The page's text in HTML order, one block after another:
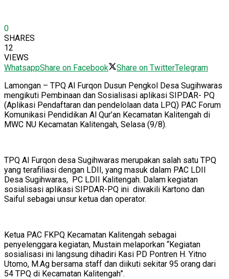
0
SHARES
12
VIEWS
WhatsappShare on Facebook Share on TwitterTelegram
Lamongan – TPQ Al Furqon Dusun Pengkol Desa Sugihwaras
mengikuti Pembinaan dan Sosialisasi aplikasi SIPDAR- PQ
(Aplikasi Pendaftaran dan pendelolaan data LPQ) PAC Forum
Komunikasi Pendidikan Al Qur’an Kecamatan Kalitengah di
MWC NU Kecamatan Kalitengah, Selasa (9/8).
TPQ Al Furqon desa Sugihwaras merupakan salah satu TPQ
yang terafiliasi dengan LDII, yang masuk dalam PAC LDII
Desa Sugihwaras, PC LDII Kalitengah. Dalam kegiatan
sosialisasi aplikasi SIPDAR-PQ ini diwakili Kartono dan
Saiful sebagai unsur ketua dan operator.
Ketua PAC FKPQ Kecamatan Kalitengah sebagai
penyelenggara kegiatan, Mustain melaporkan “Kegiatan
sosialisasi ini langsung dihadiri Kasi PD Pontren H. Yitno
Utomo, M.Ag bersama staff dan diikuti sekitar 95 orang dari
54 TPQ di Kecamatan Kalitengah”.